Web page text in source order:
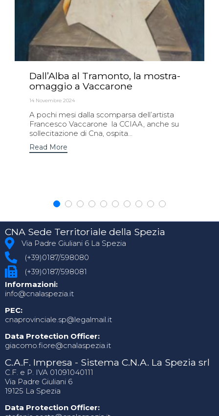
Dall’Alba al Tramonto, la mostra-
omaggio a Vaccarone
14 Novembre 2024
A pochi mesi dalla scomparsa dell’artista
Francesco Vaccarone la CCIAA, anche su
sollecitazione di Cna, ospita...
Read More
CNA Sede Territoriale della Spezia
Via Padre Giuliani 6 La Spezia
(+39)0187/598080
(+39)0187/598081
Informazioni:
info@cnalaspezia.it
PEC:
cnaprovinciale.sp@legalmail.it
Data Protection Officer:
giacomo.fiore@cnalaspezia.it
C.A.F. Impresa - Sistema C.N.A. La Spezia srl
C.F. e P. IVA 01091040111
Via Padre Giuliani 6
19125 La Spezia
Data Protection Officer: